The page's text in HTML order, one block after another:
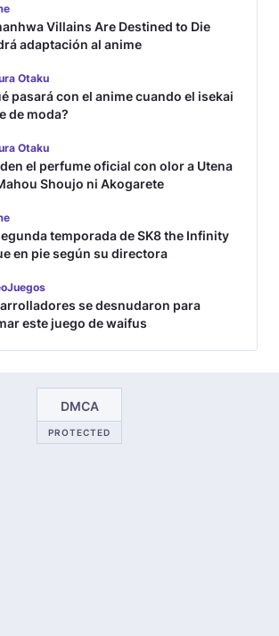
Villains Are Destined to Die
adaptación al anime
Otaku
pasará con el anime cuando el isekai
de moda?
Otaku
el perfume oficial con olor a Utena
Shoujo ni Akogarete
temporada de SK8 the Infinity
en pie según su directora
se desnudaron para
este juego de waifus
DMCA
PROTECTED